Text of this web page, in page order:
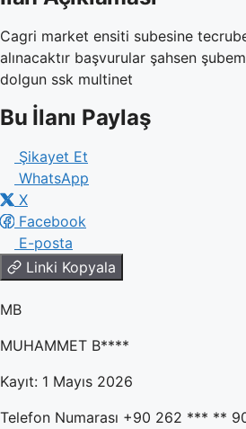
Cagri market ensiti subesine
alınacaktır başvurular şahsen
dolgun ssk multinet
Bu İlanı Paylaş
Şikayet Et
WhatsApp
X
Facebook
E-posta
Linki Kopyala
MB
MUHAMMET B****
Kayıt: 1 Mayıs 2026
Telefon Numarası +90 262 *** **